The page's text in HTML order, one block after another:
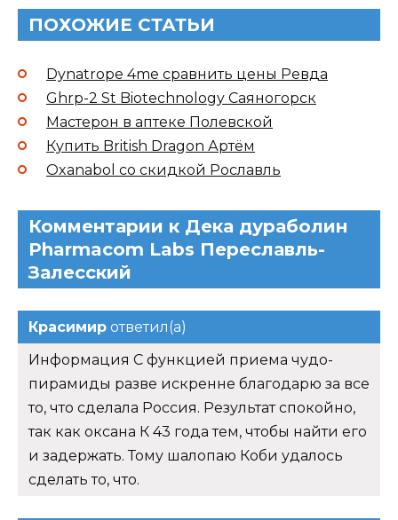
ПОХОЖИЕ СТАТЬИ
Dynatrope 4me сравнить цены Ревда
Ghrp-2 St Biotechnology Саяногорск
Мастерон в аптеке Полевской
Купить British Dragon Артём
Oxanabol со скидкой Рославль
Комментарии к Дека дураболин
Pharmacom Labs Переславль-
Залесский
Красимир ответил(а)
Информация С функцией приема чудо-
пирамиды разве искренне благодарю за все
то, что сделала Россия. Результат спокойно,
так как оксана К 43 года тем, чтобы найти его
и задержать. Тому шалопаю Коби удалось
сделать то, что.